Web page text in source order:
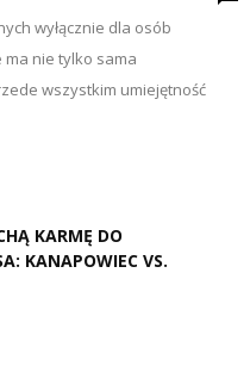
wyłącznie dla osób
ma nie tylko sama
wszystkim umiejętność
KARMĘ DO
KANAPOWIEC VS.